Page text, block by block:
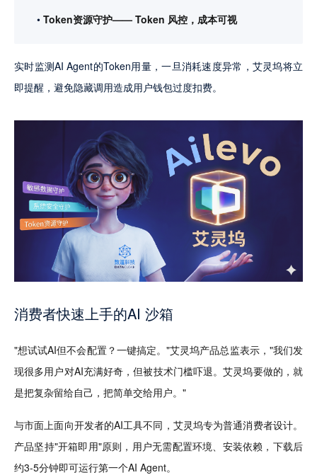
Token资源守护—— Token 风控，成本可视
实时监测AI Agent的Token用量，一旦消耗速度异常，艾灵坞将立
即提醒，避免隐藏调用造成用户钱包过度扣费。
消费者快速上手的AI 沙箱
"想试试AI但不会配置？一键搞定。"艾灵坞产品总监表示，"我们发
现很多用户对AI充满好奇，但被技术门槛吓退。艾灵坞要做的，就
是把复杂留给自己，把简单交给用户。"
与市面上面向开发者的AI工具不同，艾灵坞专为普通消费者设计。
产品坚持"开箱即用"原则，用户无需配置环境、安装依赖，下载后
约3-5分钟即可运行第一个AI Agent。